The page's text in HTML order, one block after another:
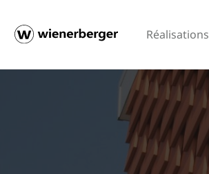
Réalisations